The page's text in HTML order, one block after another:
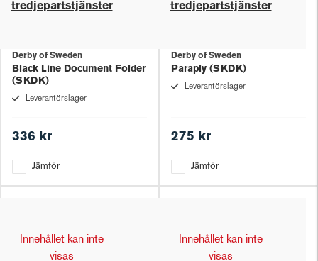
tredjepartstjänster
Derby of Sweden
Black Line Document Folder
(SKDK)
Leverantörslager
336 kr
Jämför
tredjepartstjänster
Derby of Sweden
Paraply (SKDK)
Leverantörslager
275 kr
Jämför
Innehållet kan inte
visas
Innehållet kan inte
visas